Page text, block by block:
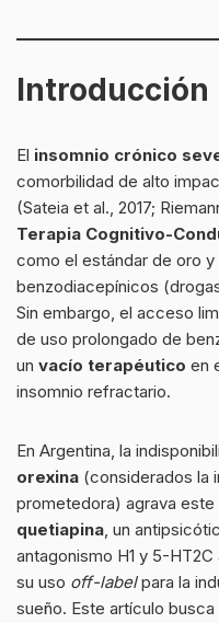
Introducción
El insomnio crónico
comorbilidad de alto
(Sateia et al., 2017;
Terapia Cognitivo-
como el estándar de oro
benzodiacepínicos
Sin embargo, el acceso
de uso prolongado de
un vacío terapéutico en
insomnio refractario.
En Argentina, la
orexina (considerados la
prometedora) agrava
quetiapina, un
antagonismo H1 y 5-
su uso off-labelpara la
sueño. Este artículo busca